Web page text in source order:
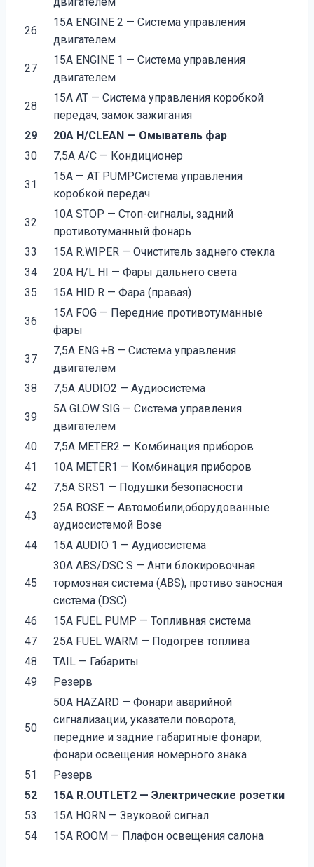
26
15А ENGINE 2 — Система управления
двигателем
27
15А ENGINE 1 — Система управления
двигателем
28
15А AT — Система управления коробкой
передач, замок зажигания
29
20А H/CLEAN — Омыватель фар
30
7,5А А/С — Кондиционер
31
15А — AT PUMPСистема управления
коробкой передач
32
10А STOP — Стоп-сигналы, задний
противотуманный фонарь
33
15А R.WIPER — Очиститель заднего стекла
34
20А H/L HI — Фары дальнего света
35
15А HID R — Фара (правая)
36
15А FOG — Передние противотуманные
фары
37
7,5А ENG.+B — Система управления
двигателем
38
7,5А AUDIO2 — Аудиосистема
39
5А GLOW SIG — Система управления
двигателем
40
7,5А METER2 — Комбинация приборов
41
10А METER1 — Комбинация приборов
42
7,5А SRS1 — Подушки безопасности
43
25А BOSE — Автомобили,оборудованные
аудиосистемой Bose
44
15А AUDIO 1 — Аудиосистема
45
30А ABS/DSC S — Анти блокировочная
тормозная система (ABS), противо заносная
система (DSC)
46
15А FUEL PUMP — Топливная система
47
25А FUEL WARM — Подогрев топлива
48
TAIL — Габариты
49
Резерв
50
50А HAZARD — Фонари аварийной
сигнализации, указатели поворота,
передние и задние габаритные фонари,
фонари освещения номерного знака
51
Резерв
52
15А R.OUTLET2 — Электрические розетки
53
15А HORN — Звуковой сигнал
54
15А ROOM — Плафон освещения салона